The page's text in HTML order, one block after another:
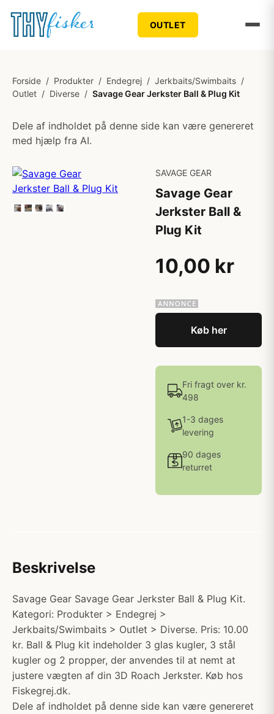
OUTLET
Forside / Produkter / Endegrej / Jerkbaits/Swimbaits /
Outlet / Diverse / Savage Gear Jerkster Ball & Plug Kit
Dele af indholdet på denne side kan være genereret
med hjælp fra AI.
SAVAGE GEAR
Savage Gear
Jerkster Ball &
Plug Kit
10,00 kr
Køb her
Fri fragt over kr.
498
1-3 dages
levering
90 dages
returret
Beskrivelse
Savage Gear Savage Gear Jerkster Ball & Plug Kit.
Kategori: Produkter > Endegrej >
Jerkbaits/Swimbaits > Outlet > Diverse. Pris: 10.00
kr. Ball & Plug kit indeholder 3 glas kugler, 3 stål
kugler og 2 propper, der anvendes til at nemt at
justere vægten af din 3D Roach Jerkster. Køb hos
Fiskegrej.dk.
Dele af indholdet på denne side kan være genereret